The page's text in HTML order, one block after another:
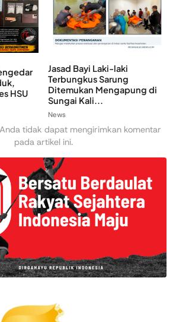
HSU
Jasad Bayi Laki-laki
Terbungkus Sarung
Ditemukan Mengapung di
Sungai Kali...
News
tidak dapat mengirimkan komentar
pada artikel ini.